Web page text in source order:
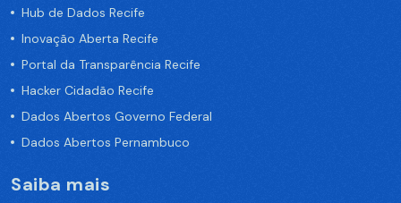
Hub de Dados Recife
Inovação Aberta Recife
Portal da Transparência Recife
Hacker Cidadão Recife
Dados Abertos Governo Federal
Dados Abertos Pernambuco
Saiba mais